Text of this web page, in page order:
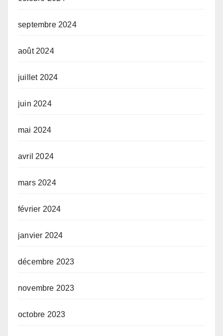
septembre 2024
août 2024
juillet 2024
juin 2024
mai 2024
avril 2024
mars 2024
février 2024
janvier 2024
décembre 2023
novembre 2023
octobre 2023